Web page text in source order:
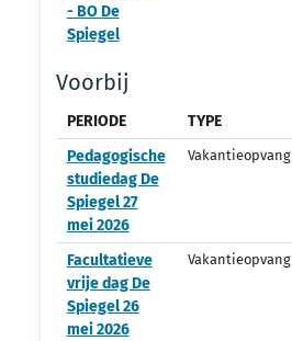
- BO De
Spiegel
Voorbij
PERIODE TYPE
Pedagogische
studiedag De
Spiegel 27
mei 2026
Vakantieopvang
Facultatieve
vrije dag De
Spiegel 26
mei 2026
Vakantieopvang